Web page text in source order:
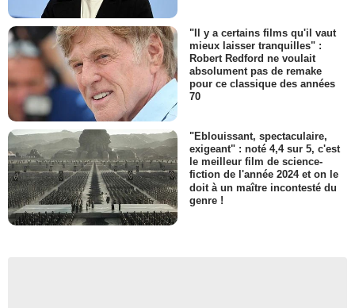
"Il y a certains films qu'il vaut
mieux laisser tranquilles" :
Robert Redford ne voulait
absolument pas de remake
pour ce classique des années
70
"Eblouissant, spectaculaire,
exigeant" : noté 4,4 sur 5, c'est
le meilleur film de science-
fiction de l'année 2024 et on le
doit à un maître incontesté du
genre !